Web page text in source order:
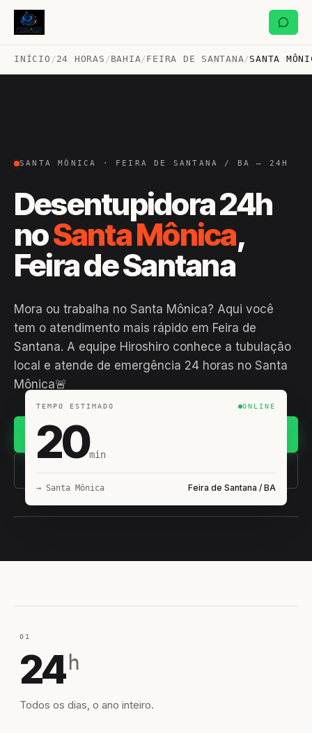
INÍCIO /24 HORAS /BAHIA/FEIRA DE SANTANA/SANTA
SANTA MÔNICA · FEIRA DE SANTANA / BA — 24H
Desentupidora 24h
noSanta Mônica,
Feira de Santana
Mora ou trabalha no Santa Mônica? Aqui você
tem o atendimento mais rápido em Feira de
Santana. A equipe Hiroshiro conhece a tubulação
local e atende de emergência 24 horas no Santa
Mônica🚨
(11) 93407-8838
TEMPO ESTIMADO ONLINE
20min
→ Santa Mônica Feira de Santana / BA
01
24 h
Todos os dias, o ano inteiro.